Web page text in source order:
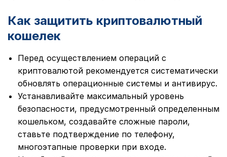
Как защитить криптовалютный
кошелек
Перед осуществлением операций с
криптовалютой рекомендуется систематически
обновлять операционные системы и антивирус.
Устанавливайте максимальный уровень
безопасности, предусмотренный определенным
кошельком, создавайте сложные пароли,
ставьте подтверждение по телефону,
многоэтапные проверки при входе.